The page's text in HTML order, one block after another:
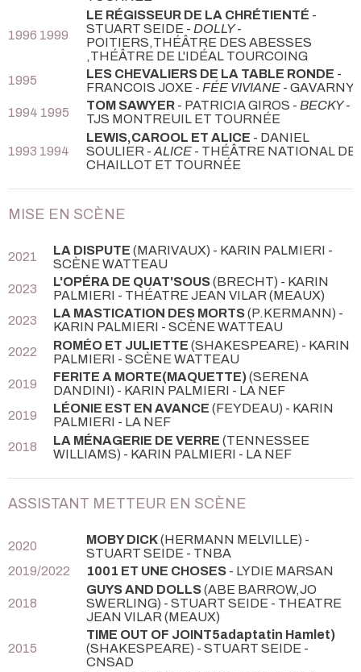
1996 1999
LE RÉGISSEUR DE LA CHRÉTIENTÉ -
STUART SEIDE - DOLLY-
POITIERS,THÉÂTRE DES ABESSES
,THÉÂTRE DE L'IDÉAL TOURCOING
1995
LES CHEVALIERS DE LA TABLE RONDE -
FRANCOIS JOXE - FÉE VIVIANE - GAVARNY
1994 1995
TOM SAWYER - PATRICIA GIROS - BECKY-
TJS MONTREUIL ET TOURNÉE
1993 1994
LEWIS,CAROOL ET ALICE - DANIEL
SOULIER - ALICE - THÉÂTRE NATIONAL DE
CHAILLOT ET TOURNÉE
MISE EN SCÈNE
2021 LA DISPUTE (MARIVAUX) - KARIN PALMIERI -
SCÈNE WATTEAU
2023
L'OPÉRA DE QUAT'SOUS(BRECHT) - KARIN
PALMIERI - THÉATRE JEAN VILAR (MEAUX)
2023
LA MASTICATION DES MORTS(P.KERMANN) -
KARIN PALMIERI - SCÈNE WATTEAU
2022
ROMÉO ET JULIETTE (SHAKESPEARE) - KARIN
PALMIERI - SCÈNE WATTEAU
2019
FERITE A MORTE(MAQUETTE)(SERENA
DANDINI) - KARIN PALMIERI - LA NEF
2019
LÉONIE EST EN AVANCE (FEYDEAU) - KARIN
PALMIERI - LA NEF
2018
LA MÉNAGERIE DE VERRE (TENNESSEE
WILLIAMS) - KARIN PALMIERI - LA NEF
ASSISTANT METTEUR EN SCÈNE
2020 MOBY DICK(HERMANN MELVILLE) -
STUART SEIDE - TNBA
2019/2022
1001 ET UNE CHOSES - LYDIE MARSAN
2018
GUYS AND DOLLS(ABE BARROW,JO
SWERLING) - STUART SEIDE - THEATRE
JEAN VILAR (MEAUX)
2015
TIME OUT OF JOINT5adaptatin Hamlet)
(SHAKESPEARE) - STUART SEIDE -
CNSAD